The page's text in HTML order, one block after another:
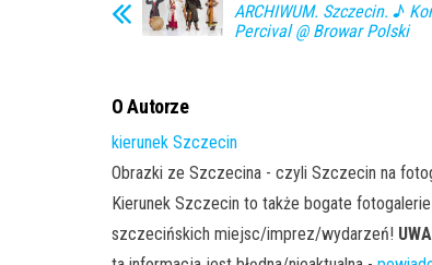
ARCHIWUM. Szczecin. ♪
Percival @ Browar Polski
O Autorze
kierunek Szczecin
Obrazki ze Szczecina - czyli Szczecin na
Kierunek Szczecin to także bogate fotogalerie
szczecińskich miejsc/imprez/wydarzeń!